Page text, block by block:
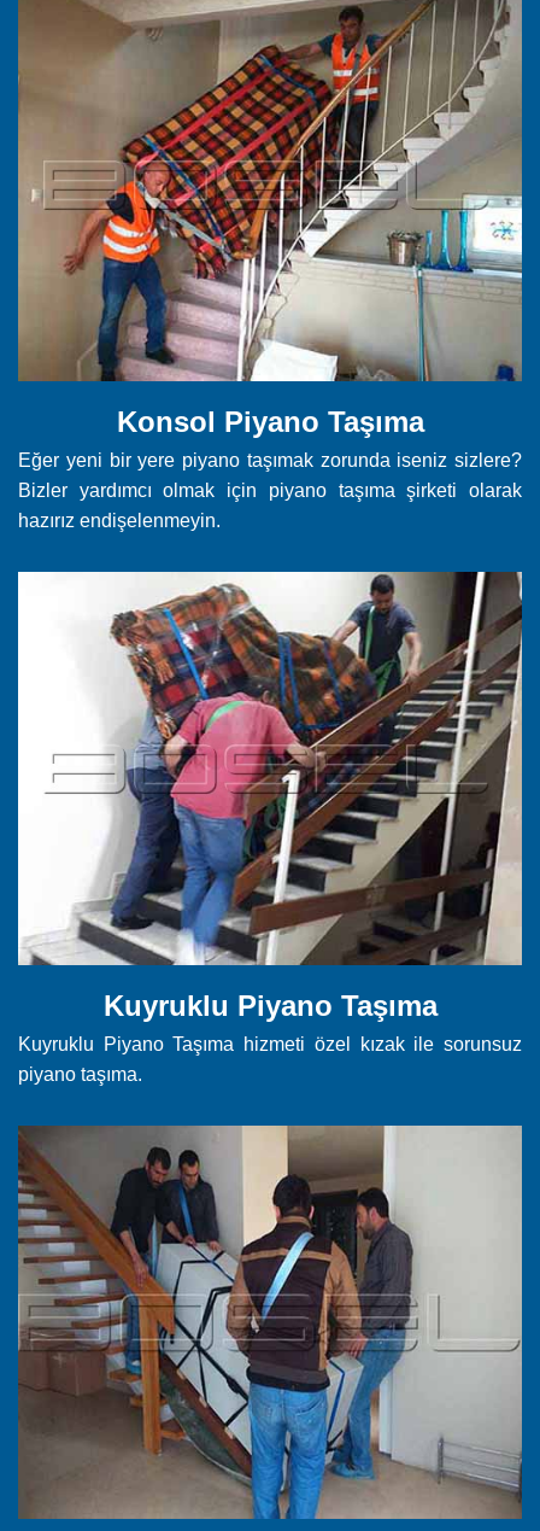
Konsol Piyano Taşıma
Eğer yeni bir yere piyano taşımak zorunda iseniz sizlere?
Bizler yardımcı olmak için piyano taşıma şirketi olarak
hazırız endişelenmeyin.
Kuyruklu Piyano Taşıma
Kuyruklu Piyano Taşıma hizmeti özel kızak ile sorunsuz
piyano taşıma.